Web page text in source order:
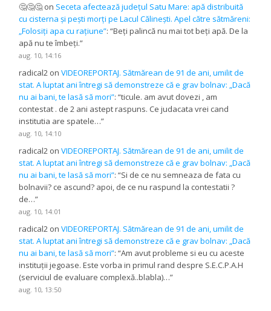
🤔🤔🤔 on Seceta afectează județul Satu Mare: apă distribuită
cu cisterna și pești morți pe Lacul Călinești. Apel către sătmăreni:
„Folosiți apa cu rațiune”: “Beți palincă nu mai tot beți apă. De la
apă nu te îmbeți.”
aug. 10, 14:16
radical2 onVIDEOREPORTAJ. Sătmărean de 91 de ani, umilit de
stat. A luptat ani întregi să demonstreze că e grav bolnav: „Dacă
nu ai bani, te lasă să mori”: “ticule. am avut dovezi , am
contestat . de 2 ani astept raspuns. Ce judacata vrei cand
institutia are spatele…”
aug. 10, 14:10
radical2 onVIDEOREPORTAJ. Sătmărean de 91 de ani, umilit de
stat. A luptat ani întregi să demonstreze că e grav bolnav: „Dacă
nu ai bani, te lasă să mori”: “Si de ce nu semneaza de fata cu
bolnavii? ce ascund? apoi, de ce nu raspund la contestatii ?
de…”
aug. 10, 14:01
radical2 onVIDEOREPORTAJ. Sătmărean de 91 de ani, umilit de
stat. A luptat ani întregi să demonstreze că e grav bolnav: „Dacă
nu ai bani, te lasă să mori”: “Am avut probleme si eu cu aceste
instituții jegoase. Este vorba in primul rand despre S.E.C.P.A.H
(serviciul de evaluare complexă..blabla)…”
aug. 10, 13:50